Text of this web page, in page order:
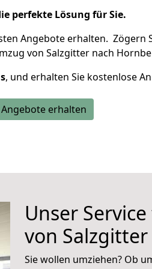
perfekte Lösung für Sie.
Angebote erhalten. Zögern
von Salzgitter nach
, und erhalten Sie kostenlose
erhalten
Unser
von
Sie wollen umziehen? Ob